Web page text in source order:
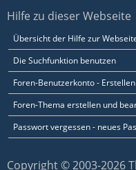
Hilfe zu dieser Webseite
Übersicht der Hilfe zur
Die Suchfunktion benutzen
Foren-Benutzerkonto -
Foren-Thema erstellen und
Passwort vergessen - neues
Copyright © 2003-2026